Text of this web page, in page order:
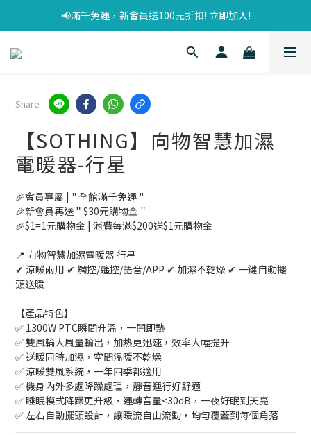
📢滿千免運，新會員送100元折扣! 立即加入!
Share
【SOTHING】向物智慧加濕
電暖器-行星
🎉會員專屬 | " 全館滿千免運 "
🎉新會員再送＂$30元購物金＂
🎉$1=1元購物金 | 消費每滿$200送$1元購物金
📍 向物智慧加濕電暖器 行星
✔ 涼暖兩用 ✔ 觸控/遙控/語音/APP ✔ 加濕不乾燥 ✔ 一鍵自動擺
頭送暖
【產品特色】
✅ 1300W PTC瞬間升溫，一開即熱
✅ 雙風輪大風量輸出，加熱更迅速，效率大幅提升
✅ 送暖同時加濕，空間溫暖不乾燥
✅ 涼暖雙風系統，一年四季都適用
✅ 機身內外多處降躁處理，靜音運行好舒適
✅ 睡眠模式降躁更升級，運轉音量<30dB，一夜好眠到天亮
✅ 左右自動擺頭設計，讓暖流自由流動，均勻覆蓋到每個角落